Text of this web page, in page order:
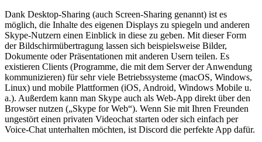
Dank Desktop-Sharing (auch Screen-Sharing genannt) ist es
möglich, die Inhalte des eigenen Displays zu spiegeln und anderen
Skype-Nutzern einen Einblick in diese zu geben. Mit dieser Form
der Bildschirmübertragung lassen sich beispielsweise Bilder,
Dokumente oder Präsentationen mit anderen Usern teilen. Es
existieren Clients (Programme, die mit dem Server der Anwendung
kommunizieren) für sehr viele Betriebssysteme (macOS, Windows,
Linux) und mobile Plattformen (iOS, Android, Windows Mobile u.
a.). Außerdem kann man Skype auch als Web-App direkt über den
Browser nutzen („Skype for Web“). Wenn Sie mit Ihren Freunden
ungestört einen privaten Videochat starten oder sich einfach per
Voice-Chat unterhalten möchten, ist Discord die perfekte App dafür.